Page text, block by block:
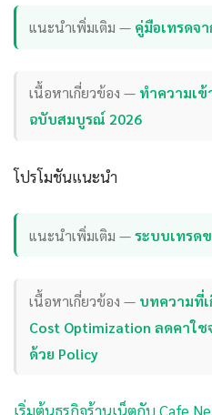
แนะนำเพิ่มเติม — คู่มือเทรดจ
เนื้อหาเกี่ยวข้อง — ทำความเข้
ฉบับสมบูรณ์ 2026
โปรโมชันแนะนำ
แนะนำเพิ่มเติม —ระบบเทรด
เนื้อหาเกี่ยวข้อง — บทความที่เ
Cost Optimization ลดคาใ
ด้วย Policy
เริ่มต้นธุรกิจร้านเน็ตกับ Cafe